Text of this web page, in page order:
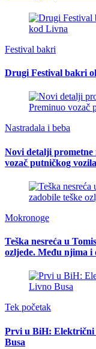
Festival bakri
Drugi Festival bakri
Nastradala i beba
Novi detalji prometne
vozač putničkog vozila
Mokronoge
Teška nesreća u
ozljede. Među njima i
Tek početak
Prvi u BiH: Električni
Busa